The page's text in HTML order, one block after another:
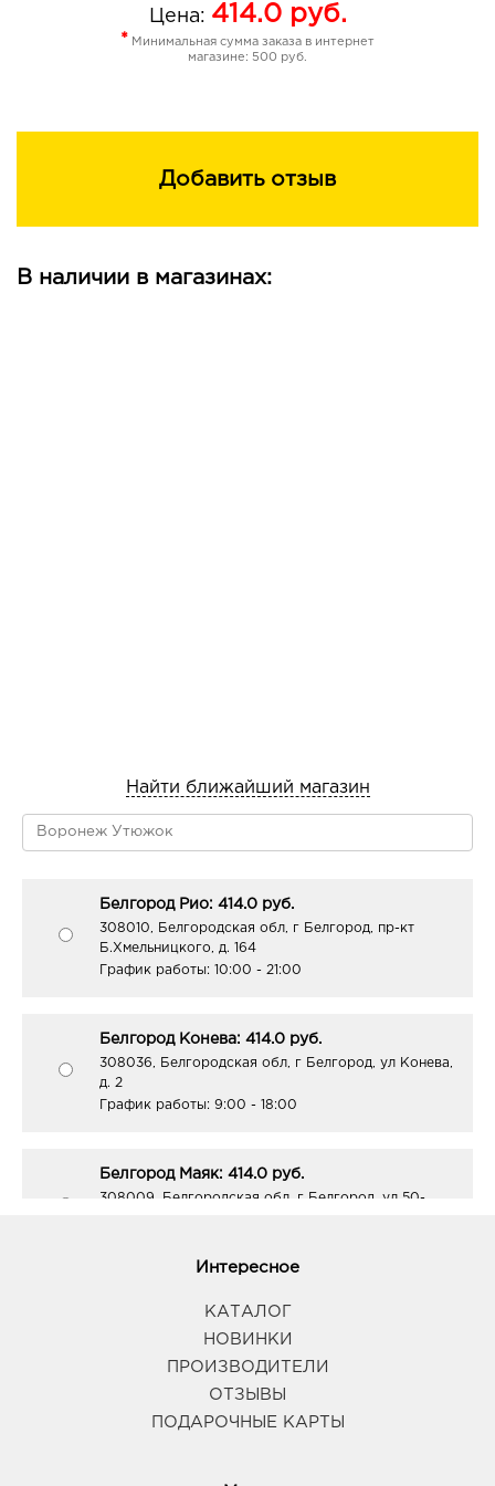
Tocopheryl Acetate, Propylene Carbonate, Polyisobutene,
Polysorbate 20, Phenoxyethanol, Methylparaben,
Propylparaben, Ethylparaben, Silica, Tin Oxide, +/- [Mica,
Цена: 414.0руб.
* Минимальная сумма заказа в интернет
магазине: 500 руб.
Добавить отзыв
В наличии в магазинах:
Найти ближайший магазин
Белгород Рио: 414.0 руб.
308010, Белгородская обл, г Белгород, пр-кт
Б.Хмельницкого, д. 164
График работы: 10:00 - 21:00
Белгород Конева: 414.0 руб.
308036, Белгородская обл, г Белгород, ул Конева,
д. 2
График работы: 9:00 - 18:00
Белгород Маяк: 414.0 руб.
308009, Белгородская обл, г Белгород, ул 50-
Белгород Центральный рынок: 414.0 руб.
308009, Белгородская обл, г Белгород, пр-кт
График работы: 9:00 - 21:00
Интересное
КАТАЛОГ
НОВИНКИ
ПРОИЗВОДИТЕЛИ
ОТЗЫВЫ
ПОДАРОЧНЫЕ КАРТЫ